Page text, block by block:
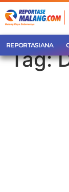
REPORTASIANA
Tag: